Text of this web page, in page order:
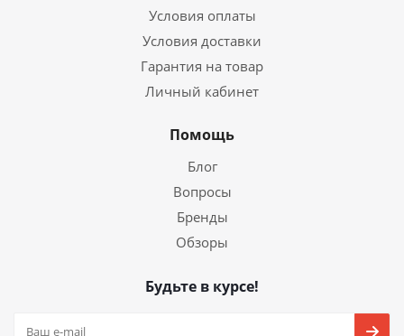
Условия оплаты
Условия доставки
Гарантия на товар
Личный кабинет
Помощь
Блог
Вопросы
Бренды
Обзоры
Будьте в курсе!